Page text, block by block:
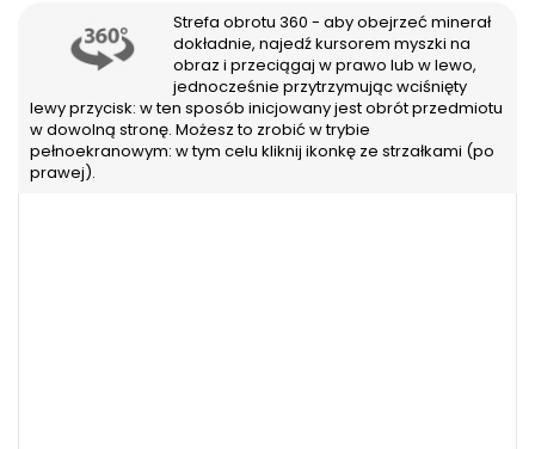
Strefa obrotu 360 - aby obejrzeć minerał
dokładnie, najedź kursorem myszki na
obraz i przeciągaj w prawo lub w lewo,
jednocześnie przytrzymując wciśnięty
lewy przycisk: w ten sposób inicjowany jest obrót przedmiotu
w dowolną stronę. Możesz to zrobić w trybie
pełnoekranowym: w tym celu kliknij ikonkę ze strzałkami (po
prawej).